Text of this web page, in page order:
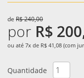
de R$ 240,00
por R$
ou até 7x de R$ 41,08 (com
Quantidade